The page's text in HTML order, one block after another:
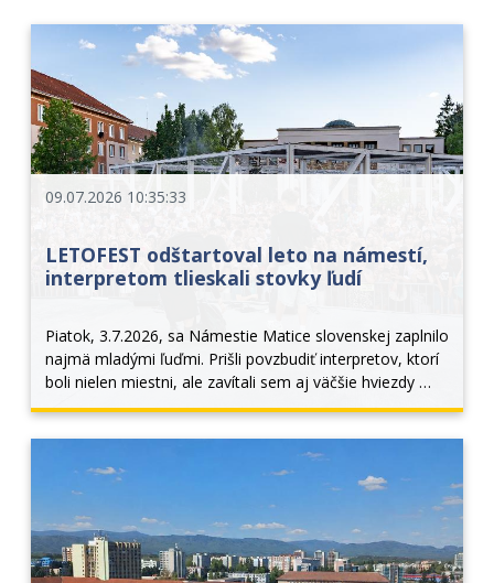
09.07.2026 10:35:33
LETOFEST odštartoval leto na námestí,
interpretom tlieskali stovky ľudí
Piatok, 3.7.2026, sa Námestie Matice slovenskej zaplnilo
najmä mladými ľuďmi. Prišli povzbudiť interpretov, ktorí
boli nielen miestni, ale zavítali sem aj väčšie hviezdy
hudobného sveta, ako napríklad YAEL. Prvý letný festival